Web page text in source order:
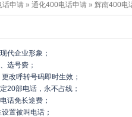
话申请 » 通化400电话申请 » 辉南400电
代企业形象；
选号费；
改呼转号码即时生效；
20部电话，永不占线；
话免长途费；
置被叫电话；